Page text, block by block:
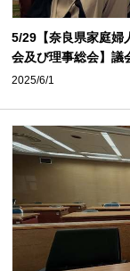
5/29【奈良県家庭婦
会及び理事総会】議
2025/6/1